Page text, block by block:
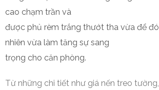
cao chạm trần và
được phủ rèm trắng thướt tha vừa để
nhiên vừa làm tăng sự sang
trọng cho căn phòng.
Từ những chi tiết như giá nến treo